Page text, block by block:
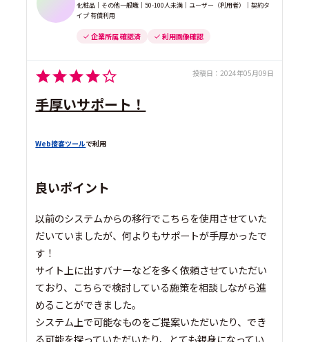
化粧品｜その他一般職｜50-100人未満｜ユーザー（利用者）｜契約タ
イプ 有償利用
企業所属 確認済 利用画像確認
投稿日： 2024年05月09日
手厚いサポート！
Web接客ツールで利用
良いポイント
以前のシステムからの移行でこちらを使用させていた
だいていましたが、何よりもサポートが手厚かったで
す！
サイト上に出すバナーなどを多く依頼させていただい
ており、こちらで検討している施策を相談しながら進
めることができました。
システム上で可能なものをご提案いただいたり、でき
る可能を探っていただいたり、とても親身になってい